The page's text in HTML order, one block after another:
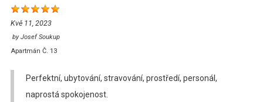
Kvě 11, 2023
byJosef Soukup
Apartmán Č. 13
Perfektní, ubytování, stravování, prostředí, personál,
naprostá spokojenost.